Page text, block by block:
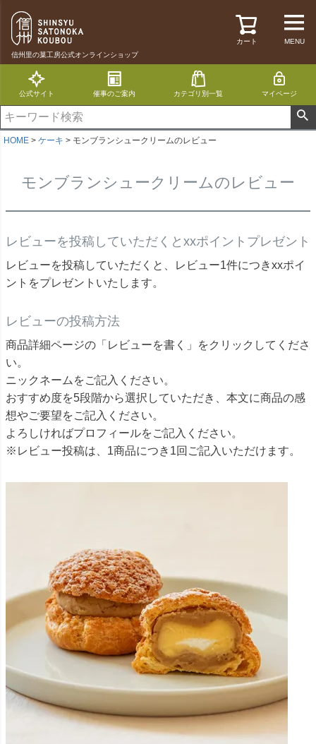
信州里の菓工房公式オンラインショップ
カート MENU
公式サイト 催事のご案内 カテゴリ別一覧 マイページ
HOME ケーキ モンブランシュークリームのレビュー
モンブランシュークリームのレビュー
レビューを投稿していただくとxxポイントプレゼント
レビューを投稿していただくと、レビュー1件につきxxポイ
ントをプレゼントいたします。
レビューの投稿方法
商品詳細ページの「レビューを書く」をクリックしてくださ
い。
ニックネームをご記入ください。
おすすめ度を5段階から選択していただき、本文に商品の感
想やご要望をご記入ください。
よろしければプロフィールをご記入ください。
※レビュー投稿は、1商品につき1回ご記入いただけます。